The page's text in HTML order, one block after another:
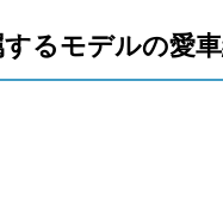
るモデルの愛